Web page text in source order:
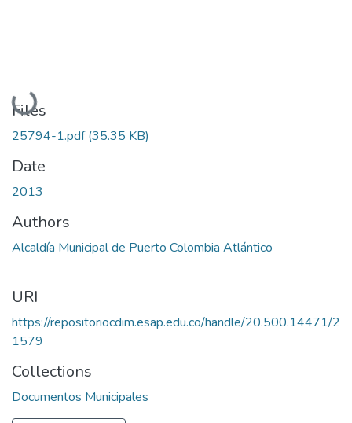
Loading...
Files
25794-1.pdf(35.35 KB)
Date
2013
Authors
Alcaldía Municipal de Puerto Colombia Atlántico
URI
https://repositoriocdim.esap.edu.co/handle/20.500.14471/2
1579
Collections
Documentos Municipales